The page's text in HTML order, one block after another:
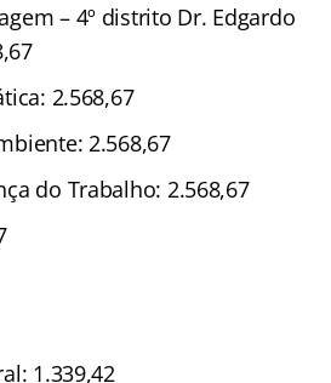
– 4º distrito Dr. Edgardo
2.568,67
2.568,67
do Trabalho: 2.568,67
1.339,42